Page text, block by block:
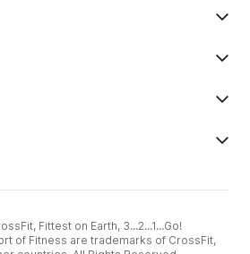
Fittest on Earth, 3...2...1...Go!
of Fitness are trademarks of CrossFit,